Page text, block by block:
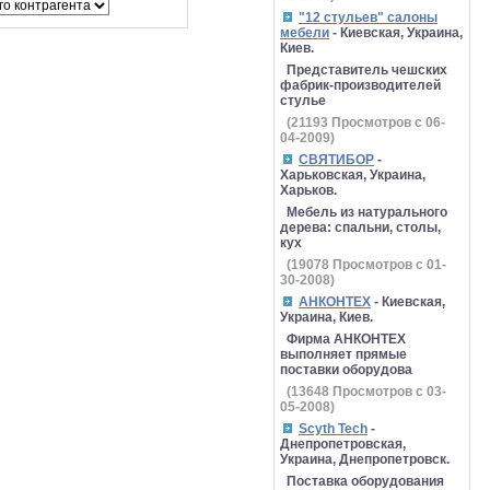
"12 стульев" салоны
мебели - Киевская, Украина,
Киев.
Представитель чешских
фабрик-производителей
стулье
(21193 Просмотров с 06-
04-2009)
СВЯТИБОР -
Харьковская, Украина,
Харьков.
Мебель из натурального
дерева: спальни, столы,
кух
(19078 Просмотров с 01-
30-2008)
АНКОНТЕХ - Киевская,
Украина, Киев.
Фирма АНКОНТЕХ
выполняет прямые
поставки оборудова
(13648 Просмотров с 03-
05-2008)
Scyth Tech -
Днепропетровская,
Украина, Днепропетровск.
Поставка оборудования